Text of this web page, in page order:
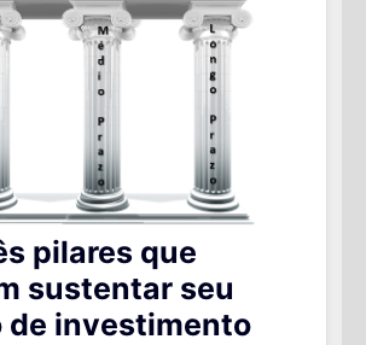
pilares que
sustentar seu
de investimento